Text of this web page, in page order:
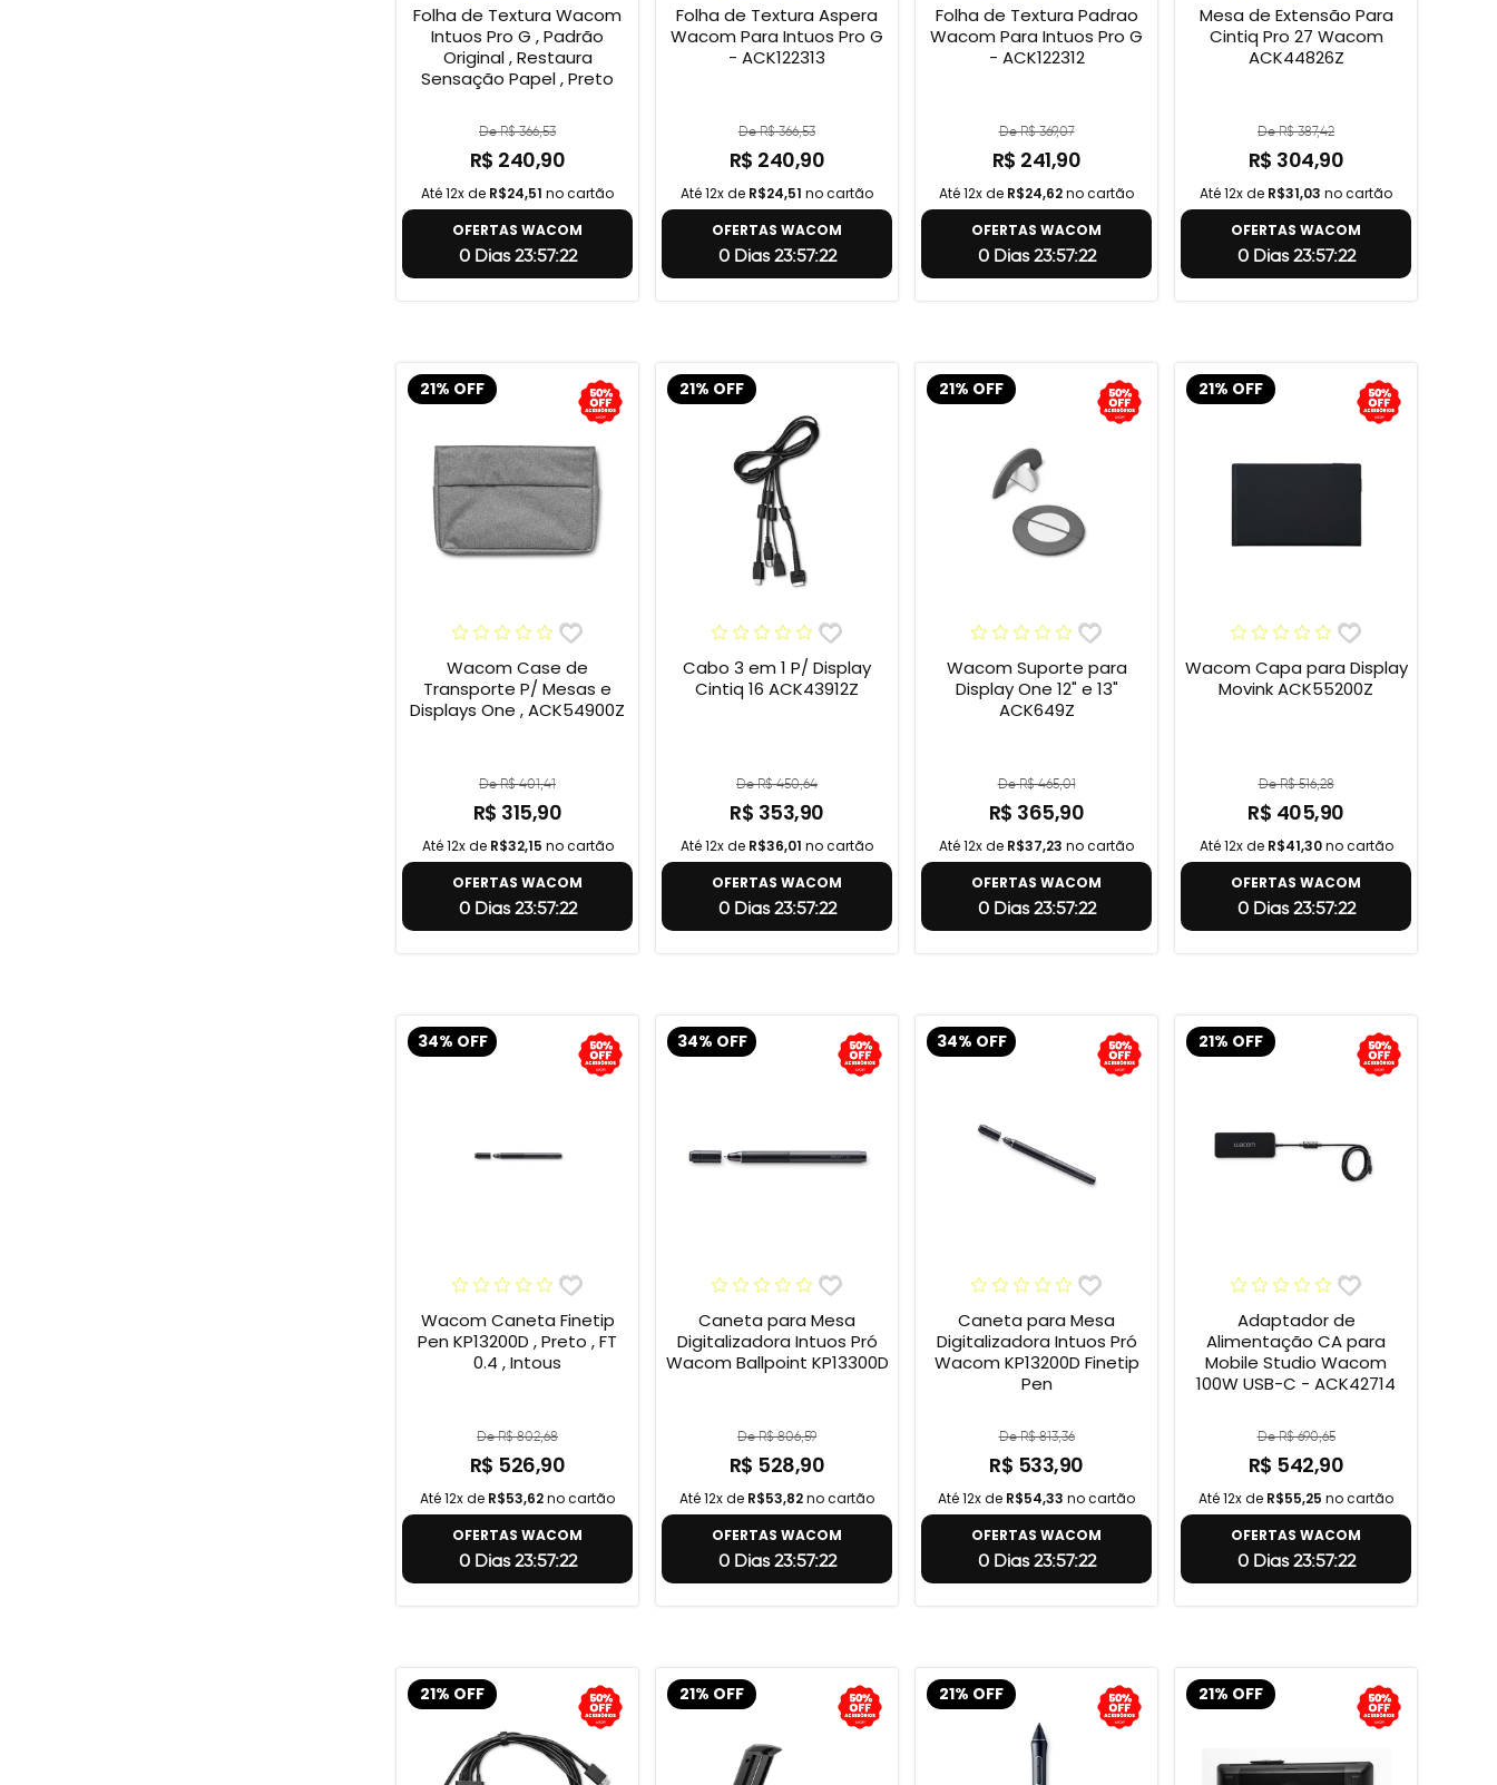
Folha de Textura Wacom
Intuos Pro G , Padrão
Original , Restaura
Sensação Papel , Preto
De R$ 366,53
R$ 240,90
Até 12x de R$24,51 no cartão
OFERTAS WACOM
0 Dias 23:57:21
Folha de Textura Aspera
Wacom Para Intuos Pro G
- ACK122313
De R$ 366,53
R$ 240,90
Até 12x de R$24,51 no cartão
OFERTAS WACOM
0 Dias 23:57:21
Folha de Textura Padrao
Wacom Para Intuos Pro G
- ACK122312
De R$ 369,07
R$ 241,90
Até 12x de R$24,62no cartão
OFERTAS WACOM
0 Dias 23:57:21
Mesa de Extensão Para
Cintiq Pro 27 Wacom
ACK44826Z
De R$ 387,42
R$ 304,90
Até 12x de R$31,03 no cartão
OFERTAS WACOM
0 Dias 23:57:21
21% OFF
Wacom Case de
Transporte P/ Mesas e
Displays One , ACK54900Z
De R$ 401,41
R$ 315,90
Até 12x de R$32,15 no cartão
OFERTAS WACOM
0 Dias 23:57:21
21% OFF
Cabo 3 em 1 P/ Display
Cintiq 16 ACK43912Z
De R$ 450,64
R$ 353,90
Até 12x de R$36,01 no cartão
OFERTAS WACOM
0 Dias 23:57:21
21% OFF
Wacom Suporte para
Display One 12" e 13"
ACK649Z
De R$ 465,01
R$ 365,90
Até 12x de R$37,23 no cartão
OFERTAS WACOM
0 Dias 23:57:21
21% OFF
Wacom Capa para Display
Movink ACK55200Z
De R$ 516,28
R$ 405,90
Até 12x de R$41,30no cartão
OFERTAS WACOM
0 Dias 23:57:21
34% OFF
Wacom Caneta Finetip
Pen KP13200D , Preto , FT
0.4 , Intous
De R$ 802,68
R$ 526,90
Até 12x de R$53,62no cartão
OFERTAS WACOM
0 Dias 23:57:21
34% OFF
Caneta para Mesa
Digitalizadora Intuos Pró
Wacom Ballpoint KP13300D
De R$ 806,59
R$ 528,90
Até 12x de R$53,82no cartão
OFERTAS WACOM
0 Dias 23:57:21
34% OFF
Caneta para Mesa
Digitalizadora Intuos Pró
Wacom KP13200D Finetip
Pen
De R$ 813,36
R$ 533,90
Até 12x de R$54,33 no cartão
OFERTAS WACOM
0 Dias 23:57:21
21% OFF
Adaptador de
Alimentação CA para
Mobile Studio Wacom
100W USB-C - ACK42714
De R$ 690,65
R$ 542,90
Até 12x de R$55,25 no cartão
OFERTAS WACOM
0 Dias 23:57:21
21% OFF 21% OFF 21% OFF 21% OFF